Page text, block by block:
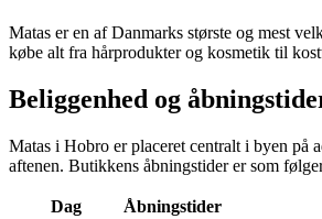
Matas er en af Danmarks største og mest
købe alt fra hårprodukter og kosmetik til
Beliggenhed og
Matas i Hobro er placeret centralt i byen på
aftenen. Butikkens åbningstider er som
Dag
Åbningstider